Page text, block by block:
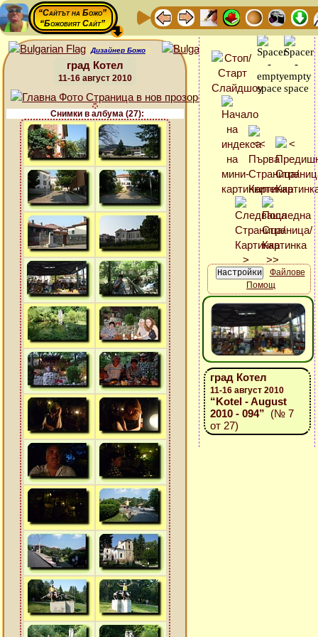
“Сайтът на Божо”
“Божовият Сайт”
Дизайнер Божо
град Котел
11-16 август 2010
Снимки в албума (27):
Файлове
Помощ
град Котел
11-16 август 2010
“Kotel - August
2010 - 094” (№ 7
от 27)